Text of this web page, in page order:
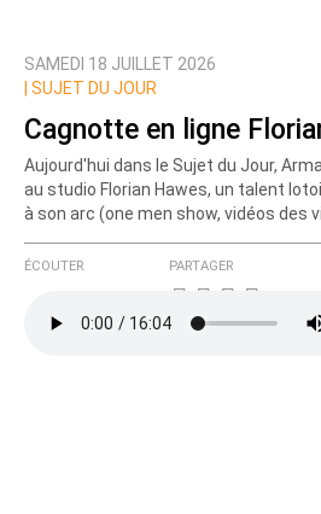
Nom
Courriel (non publié)
Ajoutez votre
SAMEDI 18 JUILLET 2026
SUJET DU JOUR
Cagnotte en ligne
Aujourd'hui dans le Sujet du Jour,
au studio Florian Hawes, un talent
à son arc (one men show, vidéos des
ÉCOUTER PARTAGER